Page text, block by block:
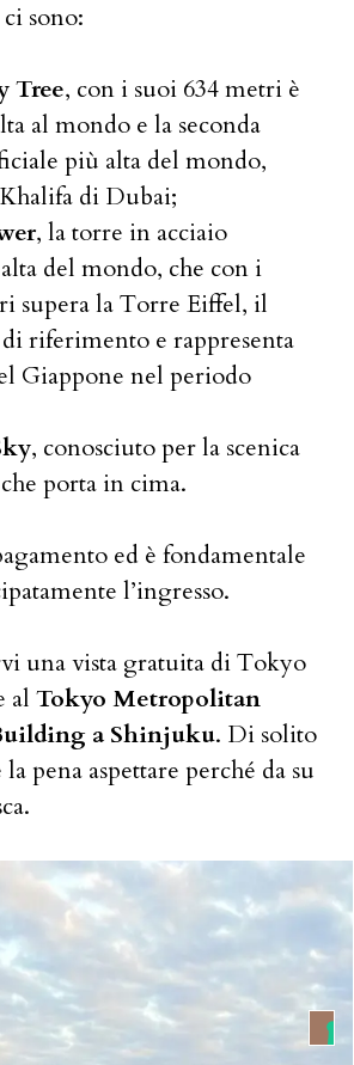
sono:
Tree, con i suoi 634 metri è
al mondo e la seconda
più alta del mondo,
di Dubai;
, la torre in acciaio
del mondo, che con i
supera la Torre Eiffel, il
riferimento e rappresenta
Giappone nel periodo
, conosciuto per la scenica
porta in cima.
ed è fondamentale
l’ingresso.
una vista gratuita di Tokyo
al Tokyo Metropolitan
a Shinjuku. Di solito
la pena aspettare perché da su